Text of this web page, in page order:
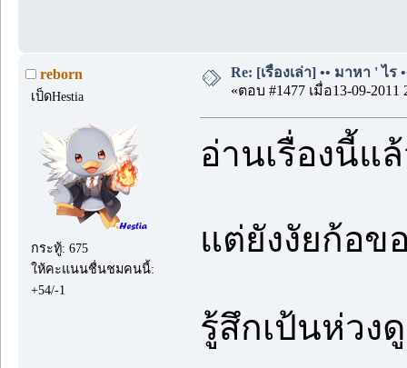
reborn
เป็ดHestia
กระทู้: 675
ให้คะแนนชื่นชมคนนี้:
+54/-1
Re: [เรื่องเล่า] •• มาหา ' ไร
«ตอบ #1477 เมื่อ13-09-2011
อ่านเรื่องนี้แ
แต่ยังงัยก้อข
รู้สึกเป้นห่วง